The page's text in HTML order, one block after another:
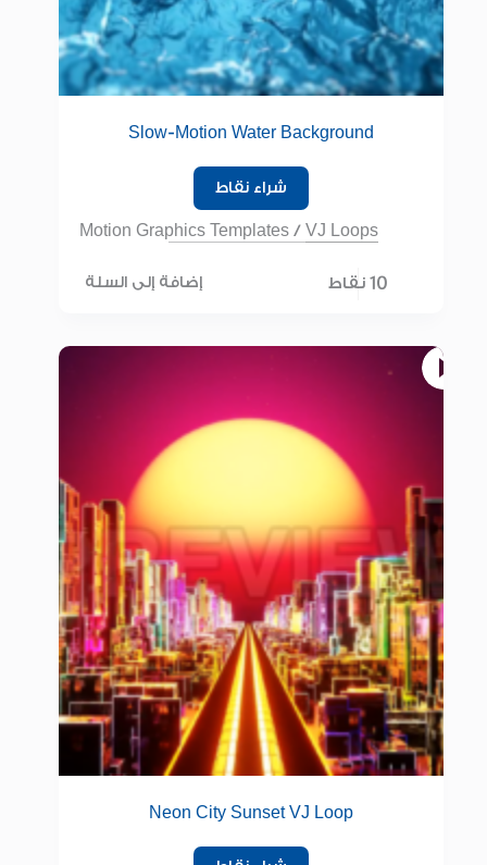
Slow-Motion Water Background
شراء نقاط
Motion Graphics Templates /VJ Loops
10 نقاط إضافة إلى السلة
Neon City Sunset VJ Loop